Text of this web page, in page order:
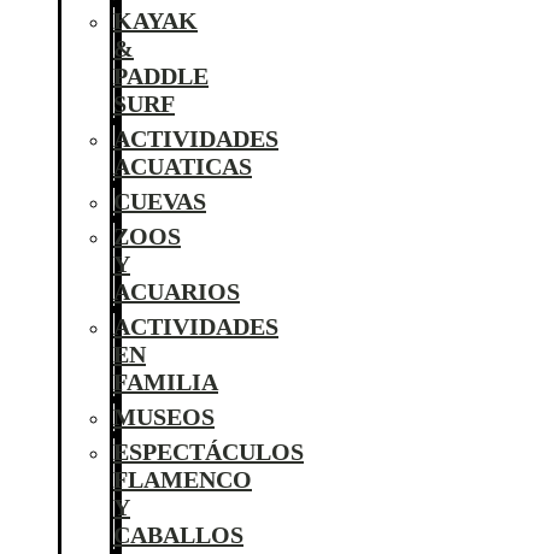
KAYAK
&
PADDLE
SURF
ACTIVIDADES
ACUATICAS
CUEVAS
ZOOS
Y
ACUARIOS
ACTIVIDADES
EN
FAMILIA
MUSEOS
ESPECTÁCULOS
FLAMENCO
Y
CABALLOS